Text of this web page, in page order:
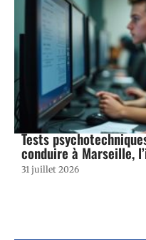
Tests
conduire à Marseille,
31 juillet 2026